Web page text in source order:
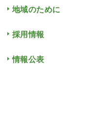
地域のために
採用情報
情報公表